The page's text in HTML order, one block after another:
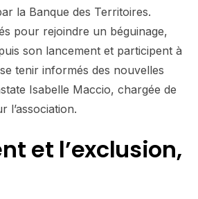
la Banque des Territoires.
pour rejoindre un béguinage,
son lancement et participent à
tenir informés des nouvelles
Isabelle Maccio, chargée de
l’association.
et l’exclusion,